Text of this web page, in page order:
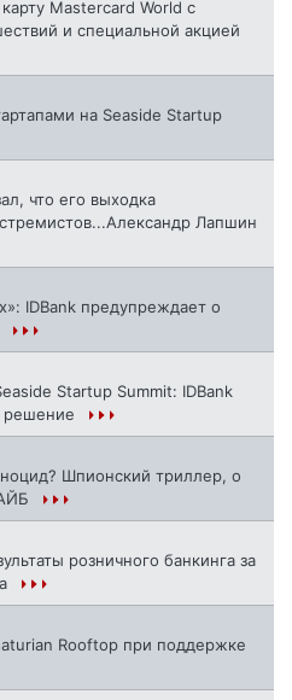
Mastercard World с
и специальной акцией
на Seaside Startup
что его выходка
Лапшин
IDBank предупреждает о
Startup Summit: IDBank
решение
Шпионский триллер, о
розничного банкинга за
Rooftop при поддержке